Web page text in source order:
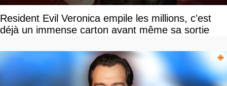
Resident Evil Veronica empile les millions, c'est
déjà un immense carton avant même sa sortie